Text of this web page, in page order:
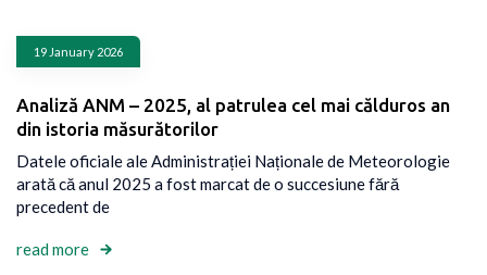
19 January 2026
Analiză ANM – 2025, al patrulea cel mai călduros an
din istoria măsurătorilor
Datele oficiale ale Administrației Naționale de Meteorologie
arată că anul 2025 a fost marcat de o succesiune fără
precedent de
read more